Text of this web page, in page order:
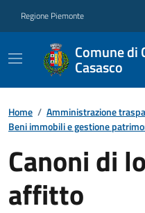
Regione Piemonte
Comune di
Casasco
Home / Amministrazione
Beni immobili e gestione
Canoni di
affitto